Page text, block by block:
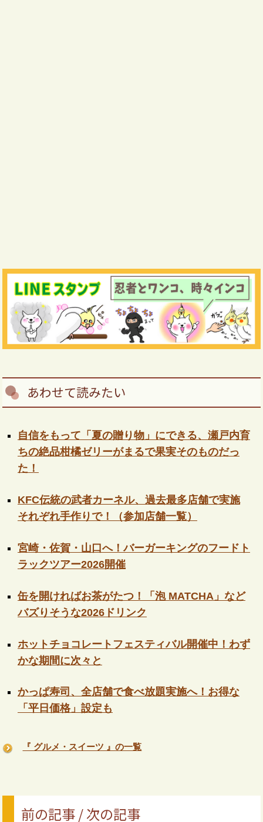
あわせて読みたい
自信をもって「夏の贈り物」にできる、瀬戸内育
ちの絶品柑橘ゼリーがまるで果実そのものだっ
た！
KFC伝統の武者カーネル、過去最多店舗で実施
それぞれ手作りで！（参加店舗一覧）
宮崎・佐賀・山口へ！バーガーキングのフードト
ラックツアー2026開催
缶を開ければお茶がたつ！「泡 MATCHA」など
バズりそうな2026ドリンク
ホットチョコレートフェスティバル開催中！わず
かな期間に次々と
かっぱ寿司、全店舗で食べ放題実施へ！お得な
「平日価格」設定も
『 グルメ・スイーツ 』の一覧
前の記事 / 次の記事